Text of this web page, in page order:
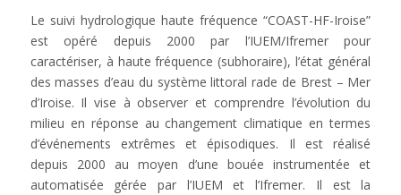
Le suivi hydrologique haute fréquence “COAST-HF-Iroise”
est opéré depuis 2000 par l’IUEM/Ifremer pour
caractériser, à haute fréquence (subhoraire), l’état général
des masses d’eau du système littoral rade de Brest – Mer
d’Iroise. Il vise à observer et comprendre l’évolution du
milieu en réponse au changement climatique en termes
d’événements extrêmes et épisodiques. Il est réalisé
depuis 2000 au moyen d’une bouée instrumentée et
automatisée gérée par l’IUEM et l’Ifremer. Il est la